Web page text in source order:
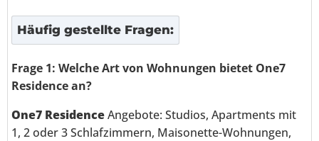
Häufig gestellte Fragen:
Frage 1: Welche Art von Wohnungen bietet One7
Residence an?
One7 ResidenceAngebote: Studios, Apartments mit
1, 2 oder 3 Schlafzimmern, Maisonette-Wohnungen,